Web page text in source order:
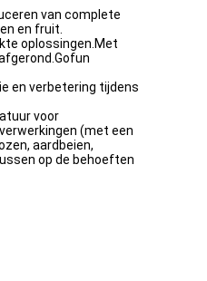
van complete
en fruit.
oplossingen.Met
en verbetering tijdens
voor
(met een
aardbeien,
op de behoeften